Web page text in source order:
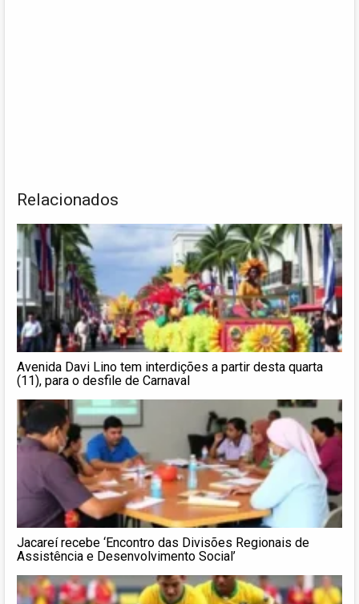
Relacionados
Avenida Davi Lino tem interdições a partir desta quarta
(11), para o desfile de Carnaval
Jacareí recebe ‘Encontro das Divisões Regionais de
Assistência e Desenvolvimento Social’